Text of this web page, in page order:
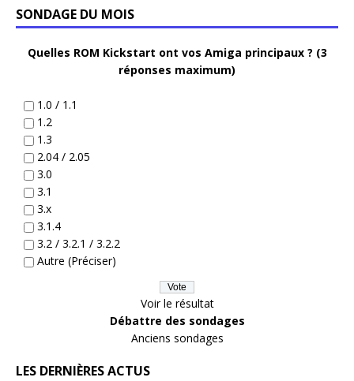
SONDAGE DU MOIS
Quelles ROM Kickstart ont vos Amiga principaux ? (3
réponses maximum)
1.0 / 1.1
1.2
1.3
2.04 / 2.05
3.0
3.1
3.x
3.1.4
3.2 / 3.2.1 / 3.2.2
Autre (Préciser)
Voir le résultat
Débattre des sondages
Anciens sondages
LES DERNIÈRES ACTUS